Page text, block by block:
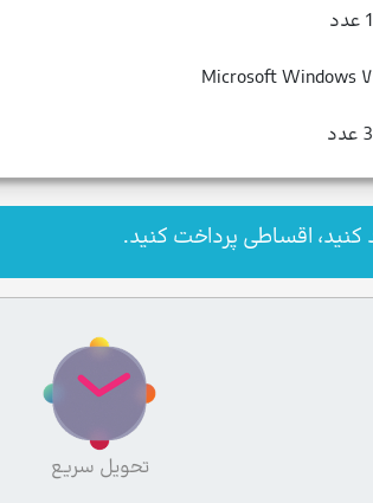
1 عدد
Microsoft Windows ۷
3 عدد
کنید، اقساطی پرداخت کنید.
تحویل سریع